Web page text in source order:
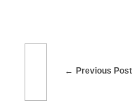
5
Previous Post